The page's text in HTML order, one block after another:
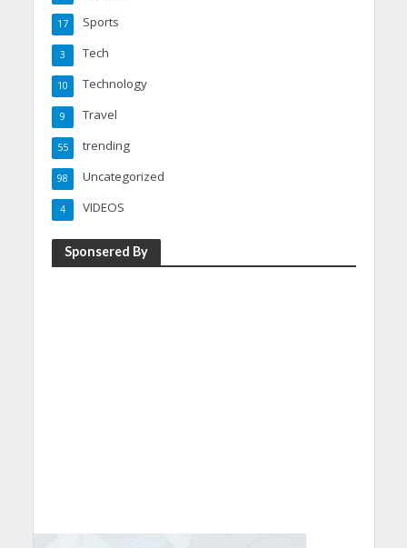
Sports
17
Tech
3
Technology
10
Travel
9
trending
55
Uncategorized
98
VIDEOS
4
Sponsered By